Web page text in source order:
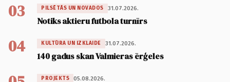
03 PILSĒTĀS UN NOVADOS 31.07.2026.
Notiks aktieru futbola turnīrs
04 KULTŪRA UN IZKLAIDE 31.07.2026.
140 gadus skan Valmieras ērģeles
PROJEKTS 05.08.2026.